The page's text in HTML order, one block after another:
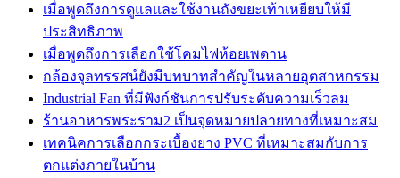
เมื่อพูดถึงการดูแลและใช้งานถังขยะเท้าเหยียบให้มี
ประสิทธิภาพ
เมื่อพูดถึงการเลือกใช้โคมไฟห้อยเพดาน
กล้องจุลทรรศน์ยังมีบทบาทสำคัญในหลายอุตสาหกรรม
Industrial Fan ที่มีฟังก์ชันการปรับระดับความเร็วลม
ร้านอาหารพระราม2 เป็นจุดหมายปลายทางที่เหมาะสม
เทคนิคการเลือกกระเบื้องยาง PVC ที่เหมาะสมกับการ
ตกแต่งภายในบ้าน